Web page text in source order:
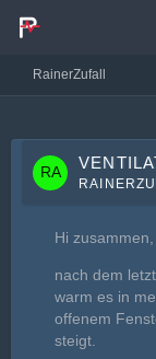
RainerZufall
Hi zusammen,
nach dem
warm es in
offenem
steigt.